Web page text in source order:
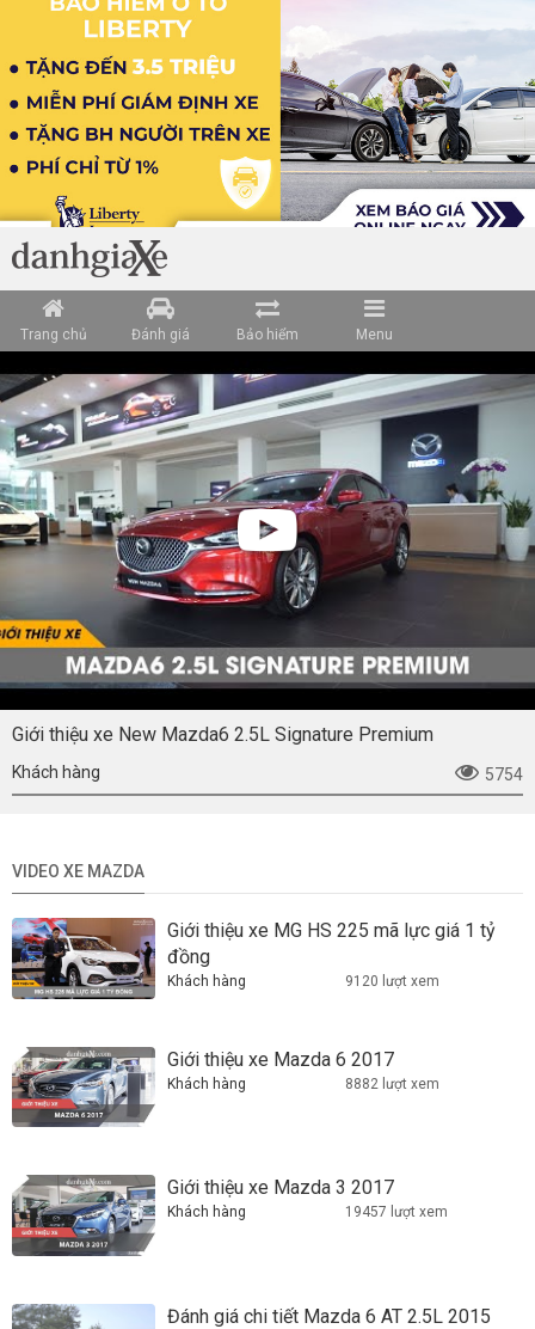
Trang chủ Đánh giá Bảo hiểm Menu
Giới thiệu xe New Mazda6 2.5L Signature Premium
Khách hàng 5754
VIDEO XE MAZDA
Giới thiệu xe MG HS 225 mã lực giá 1 tỷ
đồng
Khách hàng 9120 lượt xem
Giới thiệu xe Mazda 6 2017
Khách hàng 8882 lượt xem
Giới thiệu xe Mazda 3 2017
Khách hàng 19457 lượt xem
Đánh giá chi tiết Mazda 6 AT 2.5L 2015